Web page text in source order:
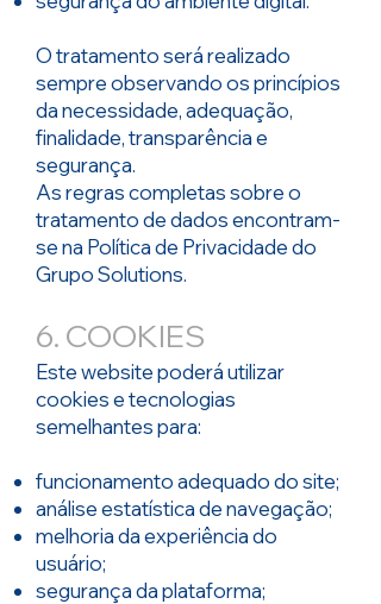
O tratamento será realizado
sempre observando os princípios
da necessidade, adequação,
finalidade, transparência e
segurança.
As regras completas sobre o
tratamento de dados encontram-
se na Política de Privacidade do
Grupo Solutions.
6. COOKIES
Este website poderá utilizar
cookies e tecnologias
semelhantes para:
funcionamento adequado do site;
análise estatística de navegação;
melhoria da experiência do
usuário;
segurança da plataforma;